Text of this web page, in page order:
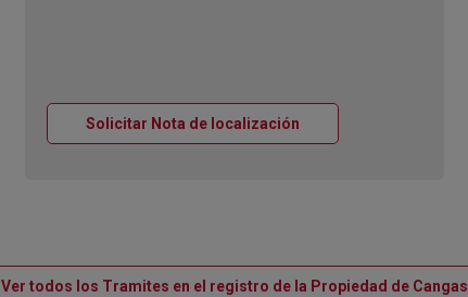
Solicitar Nota de localizaciónVentana nueva
Ver todos los Tramites en el registro de la Propiedad de Cangas